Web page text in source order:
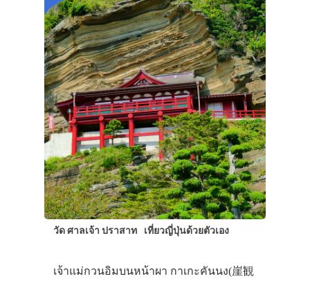
วัด ศาลเจ้า ปราสาท เที่ยวญี่ปุ่นด้วยตัวเอง
เจ้าแม่กวนอิมบนหน้าผา กาเกะคันนง(崖観
เอง
รถบัส
เดินทาง
ทัวร์
ที่พัก
สาระน่ารู้
VIDEO
ภาพประทับใจ